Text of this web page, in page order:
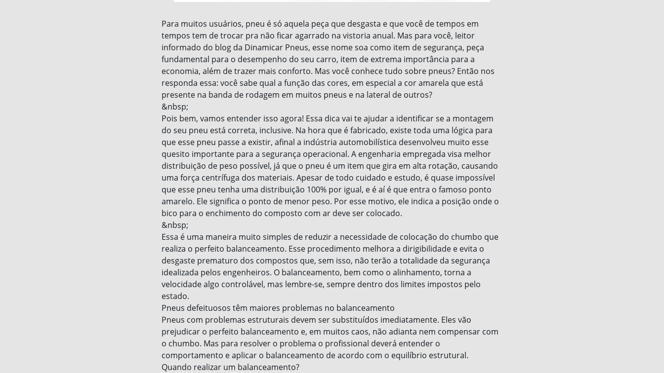
Para muitos usuários, pneu é só aquela peça que desgasta e que você de tempos em
tempos tem de trocar pra não ficar agarrado na vistoria anual. Mas para você, leitor
informado do blog da Dinamicar Pneus, esse nome soa como item de segurança, peça
fundamental para o desempenho do seu carro, item de extrema importância para a
economia, além de trazer mais conforto. Mas você conhece tudo sobre pneus? Então nos
responda essa: você sabe qual a função das cores, em especial a cor amarela que está
presente na banda de rodagem em muitos pneus e na lateral de outros?
&nbsp;
Pois bem, vamos entender isso agora! Essa dica vai te ajudar a identificar se a montagem
do seu pneu está correta, inclusive. Na hora que é fabricado, existe toda uma lógica para
que esse pneu passe a existir, afinal a indústria automobilística desenvolveu muito esse
quesito importante para a segurança operacional. A engenharia empregada visa melhor
distribuição de peso possível, já que o pneu é um item que gira em alta rotação, causando
uma força centrífuga dos materiais. Apesar de todo cuidado e estudo, é quase impossível
que esse pneu tenha uma distribuição 100% por igual, e é aí é que entra o famoso ponto
amarelo. Ele significa o ponto de menor peso. Por esse motivo, ele indica a posição onde o
bico para o enchimento do composto com ar deve ser colocado.
&nbsp;
Essa é uma maneira muito simples de reduzir a necessidade de colocação do chumbo que
realiza o perfeito balanceamento. Esse procedimento melhora a dirigibilidade e evita o
desgaste prematuro dos compostos que, sem isso, não terão a totalidade da segurança
idealizada pelos engenheiros. O balanceamento, bem como o alinhamento, torna a
velocidade algo controlável, mas lembre-se, sempre dentro dos limites impostos pelo
estado.
Pneus defeituosos têm maiores problemas no balanceamento
Pneus com problemas estruturais devem ser substituídos imediatamente. Eles vão
prejudicar o perfeito balanceamento e, em muitos caos, não adianta nem compensar com
o chumbo. Mas para resolver o problema o profissional deverá entender o
comportamento e aplicar o balanceamento de acordo com o equilíbrio estrutural.
Quando realizar um balanceamento?